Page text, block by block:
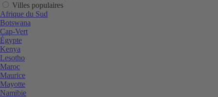
Villes populaires
Afrique du Sud
Botswana
Cap-Vert
Égypte
Kenya
Lesotho
Maroc
Maurice
Mayotte
Namibie